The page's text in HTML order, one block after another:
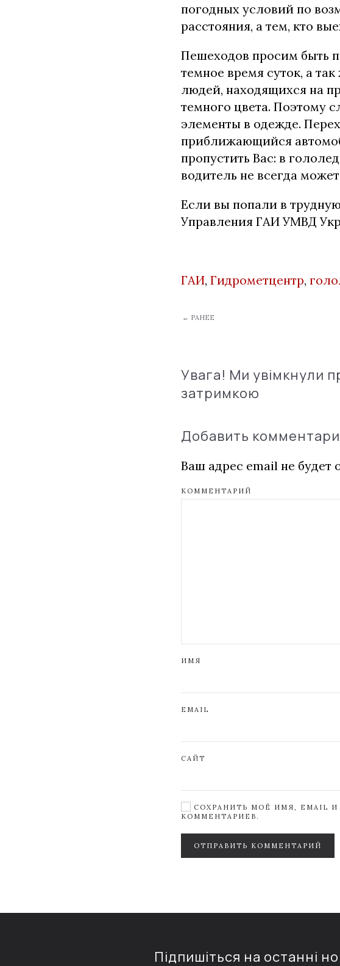
погодных условий по
расстояния, а тем, кто
Пешеходов просим быть
темное время суток, а
людей, находящихся на
темного цвета. Поэтому
элементы в одежде.
приближающийся
пропустить Вас: в
водитель не всегда
Если вы попали в
Управления ГАИ УМВД
ГАИ, Гидрометцентр,
← РАНЕЕ
Увага! Ми увімкнули
затримкою
Добавить
Ваш адрес email не будет
КОММЕНТАРИЙ
ИМЯ
EMAIL
САЙТ
СОХРАНИТЬ МОЁ ИМЯ, EMAIL
КОММЕНТАРИЕВ.
ОТПРАВИТЬ КОММЕНТАРИЙ
Підпишіться на останні